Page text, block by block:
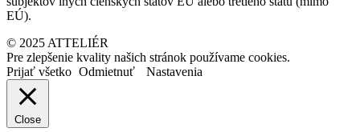
EÚ).
© 2025 ATTELIÉR
Pre zlepšenie kvality našich stránok používame cookies.
Prijať všetko Odmietnuť Nastavenia
Close